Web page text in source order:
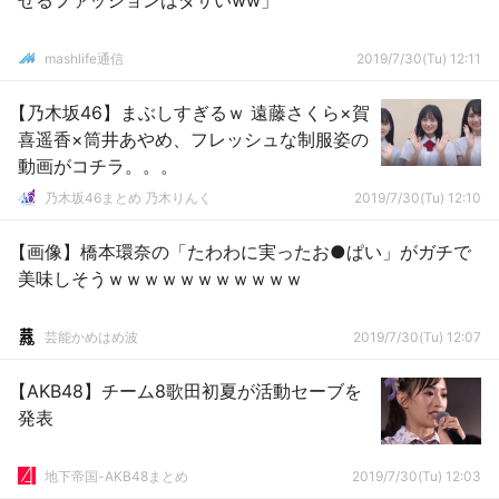
mashlife通信 2019/7/30(Tu) 12:11
【乃木坂46】まぶしすぎるｗ 遠藤さくら×賀
喜遥香×筒井あやめ、フレッシュな制服姿の
動画がコチラ。。。
乃木坂46まとめ 乃木りんく 2019/7/30(Tu) 12:10
【画像】橋本環奈の「たわわに実ったお●ぱい」がガチで
美味しそうｗｗｗｗｗｗｗｗｗｗｗ
芸能かめはめ波 2019/7/30(Tu) 12:07
【AKB48】チーム8歌田初夏が活動セーブを
発表
地下帝国-AKB48まとめ 2019/7/30(Tu) 12:03